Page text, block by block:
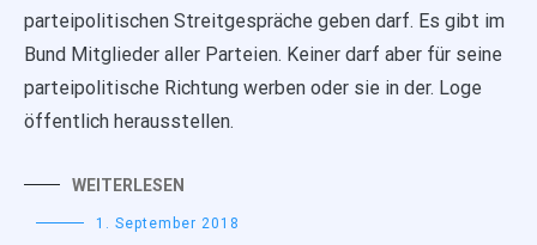
parteipolitischen Streitgespräche geben darf. Es gibt im
Bund Mitglieder aller Parteien. Keiner darf aber für seine
parteipolitische Richtung werben oder sie in der. Loge
öffentlich herausstellen.
WEITERLESEN
1. September 2018